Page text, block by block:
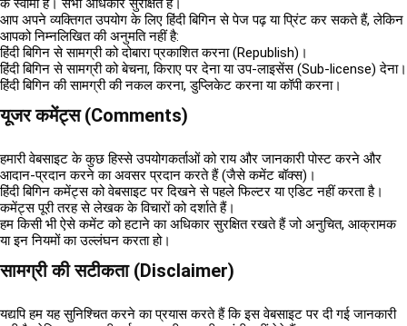
के स्वामी हैं। सभी अधिकार सुरक्षित हैं।
आप अपने व्यक्तिगत उपयोग के लिए हिंदी बिगिन से पेज पढ़ या प्रिंट कर सकते हैं, लेकिन
आपको निम्नलिखित की अनुमति नहीं है:
हिंदी बिगिन से सामग्री को दोबारा प्रकाशित करना (Republish)।
हिंदी बिगिन से सामग्री को बेचना, किराए पर देना या उप-लाइसेंस (Sub-license) देना।
हिंदी बिगिन की सामग्री की नकल करना, डुप्लिकेट करना या कॉपी करना।
यूजर कमेंट्स (Comments)
हमारी वेबसाइट के कुछ हिस्से उपयोगकर्ताओं को राय और जानकारी पोस्ट करने और
आदान-प्रदान करने का अवसर प्रदान करते हैं (जैसे कमेंट बॉक्स)।
हिंदी बिगिन कमेंट्स को वेबसाइट पर दिखने से पहले फिल्टर या एडिट नहीं करता है।
कमेंट्स पूरी तरह से लेखक के विचारों को दर्शाते हैं।
हम किसी भी ऐसे कमेंट को हटाने का अधिकार सुरक्षित रखते हैं जो अनुचित, आक्रामक
या इन नियमों का उल्लंघन करता हो।
सामग्री की सटीकता (Disclaimer)
यद्यपि हम यह सुनिश्चित करने का प्रयास करते हैं कि इस वेबसाइट पर दी गई जानकारी